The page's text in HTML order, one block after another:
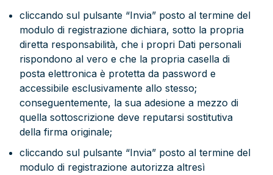
cliccando sul pulsante “Invia” posto al termine del
modulo di registrazione dichiara, sotto la propria
diretta responsabilità, che i propri Dati personali
rispondono al vero e che la propria casella di
posta elettronica è protetta da password e
accessibile esclusivamente allo stesso;
conseguentemente, la sua adesione a mezzo di
quella sottoscrizione deve reputarsi sostitutiva
della firma originale;
cliccando sul pulsante “Invia” posto al termine del
modulo di registrazione autorizza altresì